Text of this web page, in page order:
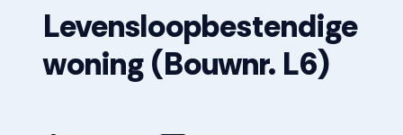
Levensloopbestendige
woning(Bouwnr. L6)